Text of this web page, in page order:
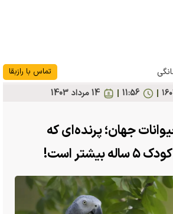
تماس با رازبقا
14 مرداد 1403 11:56
جهان؛ پرنده‌ای که
است!